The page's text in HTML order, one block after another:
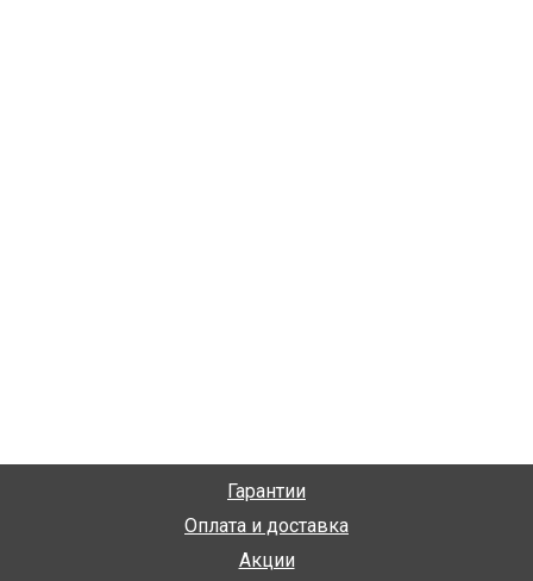
Гарантии
Оплата и доставка
Акции